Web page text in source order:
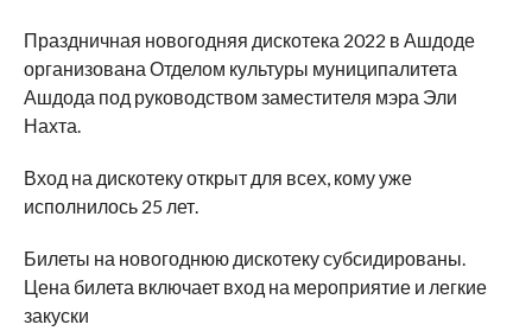
Праздничная новогодняя дискотека 2022 в Ашдоде
организована Отделом культуры муниципалитета
Ашдода под руководством заместителя мэра Эли
Нахта.
Вход на дискотеку открыт для всех, кому уже
исполнилось 25 лет.
Билеты на новогоднюю дискотеку субсидированы.
Цена билета включает вход на мероприятие и легкие
закуски